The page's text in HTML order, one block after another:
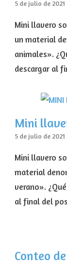
5 de julio de 2021
Mini llavero
un material
animales».
descargar al
Mini
5 de julio de 2021
Mini llavero
material
verano».
al final del
Conteo